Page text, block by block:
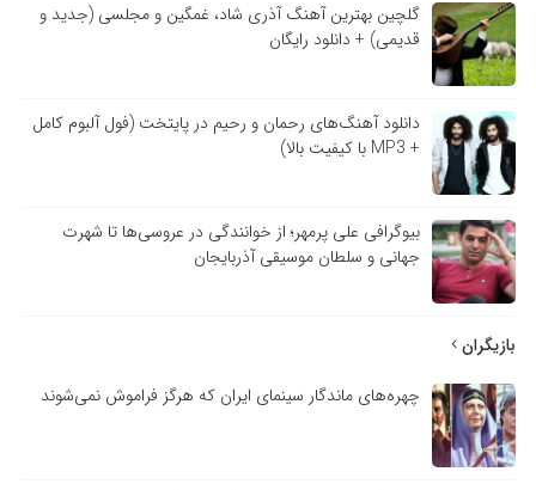
گلچین بهترین آهنگ آذری شاد، غمگین و مجلسی (جدید و
قدیمی) + دانلود رایگان
دانلود آهنگ‌های رحمان و رحیم در پایتخت (فول آلبوم کامل
+ MP3 با کیفیت بالا)
بیوگرافی علی پرمهر؛ از خوانندگی در عروسی‌ها تا شهرت
جهانی و سلطان موسیقی آذربایجان
بازیگران
چهره‌های ماندگار سینمای ایران که هرگز فراموش نمی‌شوند